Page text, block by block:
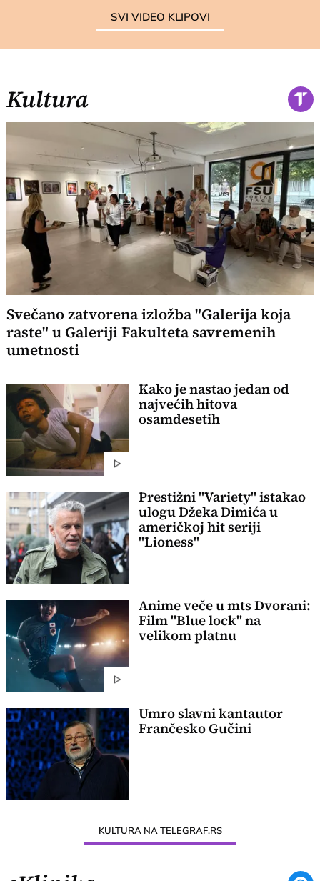
SVI VIDEO KLIPOVI
Kultura
Svečano zatvorena izložba "Galerija koja
raste" u Galeriji Fakulteta savremenih
umetnosti
Kako je nastao jedan od
najvećih hitova
osamdesetih
Prestižni "Variety" istakao
ulogu Džeka Dimića u
američkoj hit seriji
"Lioness"
Anime veče u mts Dvorani:
Film "Blue lock" na
velikom platnu
Umro slavni kantautor
Frančesko Gučini
KULTURA NA TELEGRAF.RS